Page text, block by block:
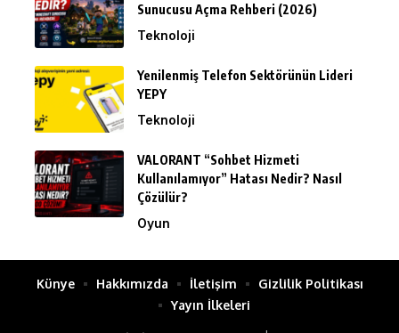
Sunucusu Açma Rehberi (2026)
Teknoloji
Yenilenmiş Telefon Sektörünün Lideri
YEPY
Teknoloji
VALORANT “Sohbet Hizmeti
Kullanılamıyor” Hatası Nedir? Nasıl
Çözülür?
Oyun
Künye Hakkımızda İletişim
Gizlilik Politikası
Yayın İlkeleri